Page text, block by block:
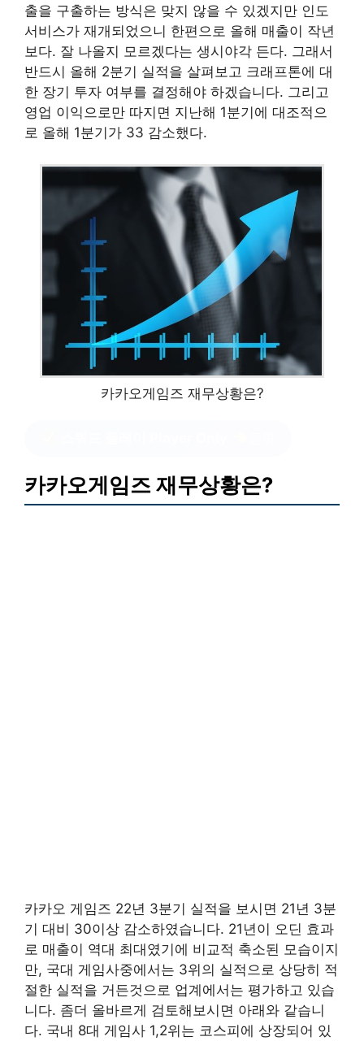
출을 구출하는 방식은 맞지 않을 수 있겠지만 인도
서비스가 재개되었으니 한편으로 올해 매출이 작년
보다. 잘 나올지 모르겠다는 생시야각 든다. 그래서
반드시 올해 2분기 실적을 살펴보고 크래프톤에 대
한 장기 투자 여부를 결정해야 하겠습니다. 그리고
영업 이익으로만 따지면 지난해 1분기에 대조적으
로 올해 1분기가 33 감소했다.
카카오게임즈 재무상황은?
카카오게임즈 재무상황은?
카카오 게임즈 22년 3분기 실적을 보시면 21년 3분
기 대비 30이상 감소하였습니다. 21년이 오딘 효과
로 매출이 역대 최대였기에 비교적 축소된 모습이지
만, 국대 게임사중에서는 3위의 실적으로 상당히 적
절한 실적을 거든것으로 업계에서는 평가하고 있습
니다. 좀더 올바르게 검토해보시면 아래와 같습니
다. 국내 8대 게임사 1,2위는 코스피에 상장되어 있